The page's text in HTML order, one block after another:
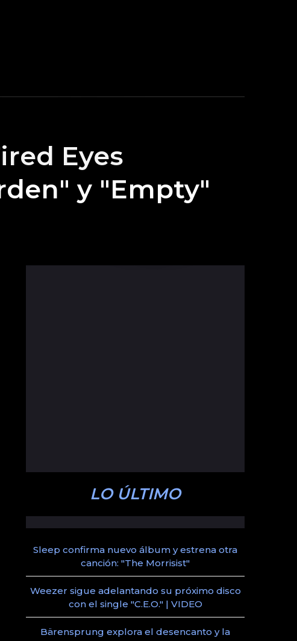
Eyes
y "Empty"
LO ÚLTIMO
Sleep confirma nuevo álbum y estrena otra
canción: "The Morrisist"
Weezer sigue adelantando su próximo disco
con el single "C.E.O." | VIDEO
Bärensprung explora el desencanto y la